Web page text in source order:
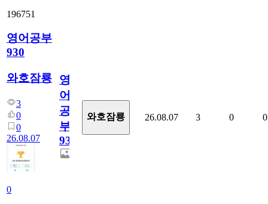
196751
영어공부
930
와호잠룡
3
0
0
26.08.07
0
영
어
공
부
930
와호잠룡 26.08.07 3 0 0